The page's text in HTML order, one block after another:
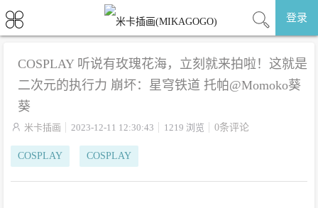
登录
COSPLAY 听说有玫瑰花海，立刻就来拍啦！这就是
二次元的执行力 崩坏：星穹铁道 托帕@Momoko葵
葵
 米卡插画 2023-12-11 12:30:43 1219 浏览 0条评论
COSPLAY COSPLAY